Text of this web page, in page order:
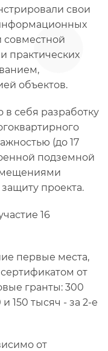
свои
совместной
практических
объектов.
в себя разработку
(до 17
подземной
проекта.
16
первые места,
от
гранты: 300
150 тысяч - за 2-е
от